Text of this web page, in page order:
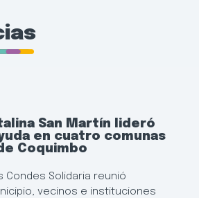
San Martín lideró
en cuatro comunas
Coquimbo
Condes Solidaria reunió
vecinos e instituciones